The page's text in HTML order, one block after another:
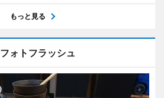
もっと見る
フォトフラッシュ